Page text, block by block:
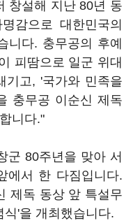
창설해 지난 80년 동
감으로 대한민국의
니다. 충무공의 후예
피땀으로 일군 위대
기고, '국가와 민족을
충무공 이순신 제독
니다."
군 80주년을 맞아 서
에서 한 다짐입니다.
제독 동상 앞 특설무
'을 개최했습니다.